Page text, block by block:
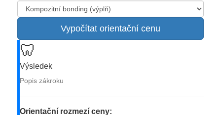
Vypočítat orientační cenu
🦷
Výsledek
Popis zákroku
Orientační rozmezí ceny: